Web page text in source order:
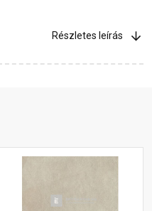
Részletes leírás